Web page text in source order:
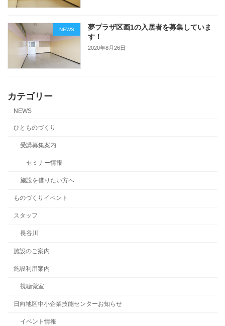
NEWS
夢プラザ区画1の入居者を募集していま
す！
2020年8月26日
カテゴリー
NEWS
ひとものづくり
受講募集案内
セミナー情報
施設を借りたい方へ
ものづくりイベント
スタッフ
長谷川
施設のご案内
施設利用案内
視聴覚室
日向地区中小企業技能センターお知らせ
イベント情報